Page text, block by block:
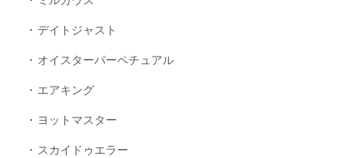
デイトジャスト
オイスターパーペチュアル
エアキング
ヨットマスター
スカイドゥエラー